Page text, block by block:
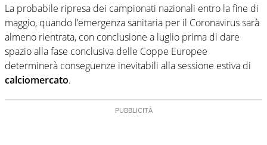
La probabile ripresa dei campionati nazionali entro la fine di
maggio, quando l’emergenza sanitaria per il Coronavirus sarà
almeno rientrata, con conclusione a luglio prima di dare
spazio alla fase conclusiva delle Coppe Europee
determinerà conseguenze inevitabili alla sessione estiva di
calciomercato.